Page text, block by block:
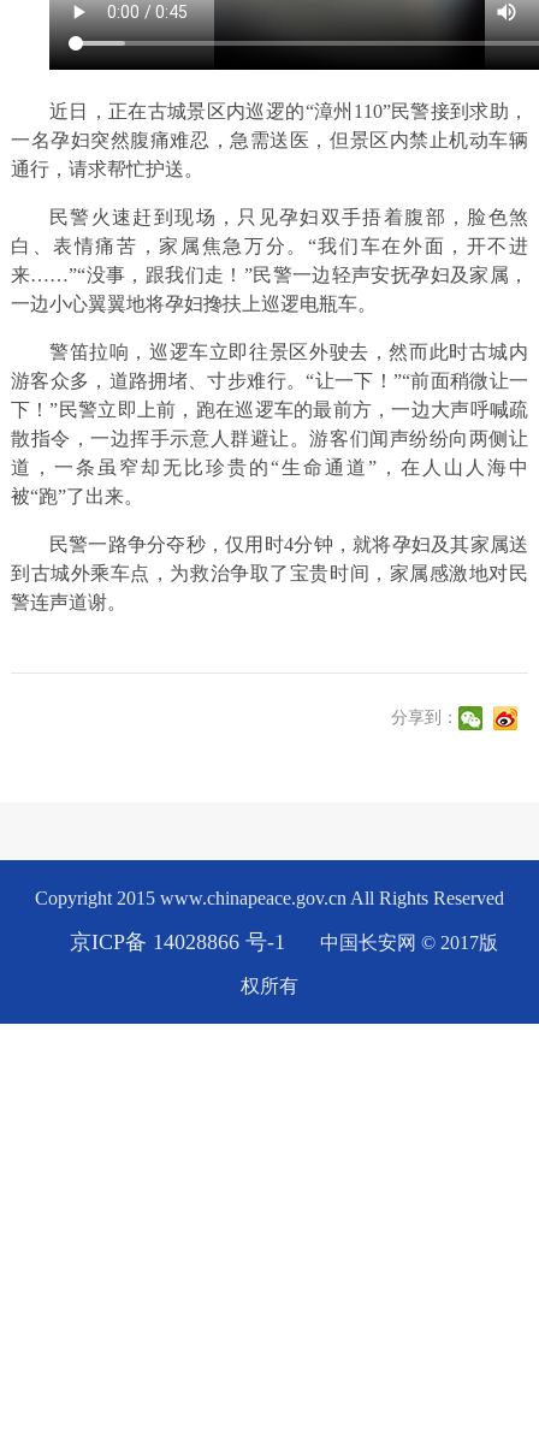
近日，正在古城景区内巡逻的“漳州110”民警接到求助，
一名孕妇突然腹痛难忍，急需送医，但景区内禁止机动车辆
通行，请求帮忙护送。
民警火速赶到现场，只见孕妇双手捂着腹部，脸色煞
白、表情痛苦，家属焦急万分。“我们车在外面，开不进
来……”“没事，跟我们走！”民警一边轻声安抚孕妇及家属，
一边小心翼翼地将孕妇搀扶上巡逻电瓶车。
警笛拉响，巡逻车立即往景区外驶去，然而此时古城内
游客众多，道路拥堵、寸步难行。“让一下！”“前面稍微让一
下！”民警立即上前，跑在巡逻车的最前方，一边大声呼喊疏
散指令，一边挥手示意人群避让。游客们闻声纷纷向两侧让
道，一条虽窄却无比珍贵的“生命通道”，在人山人海中
被“跑”了出来。
民警一路争分夺秒，仅用时4分钟，就将孕妇及其家属送
到古城外乘车点，为救治争取了宝贵时间，家属感激地对民
警连声道谢。
分享到：
Copyright 2015 www.chinapeace.gov.cn All Rights Reserved
京ICP备 14028866 号-1 中国长安网 © 2017版
权所有